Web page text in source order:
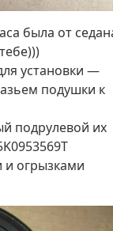
была от
установки —
подушки к
подрулевой их
и огрызками